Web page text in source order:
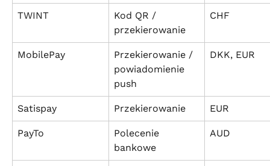
TWINT
Kod QR /
przekierowanie
CHF
MobilePay
Przekierowanie /
powiadomienie
push
DKK, EUR
Satispay Przekierowanie EUR
PayTo
Polecenie
bankowe
AUD